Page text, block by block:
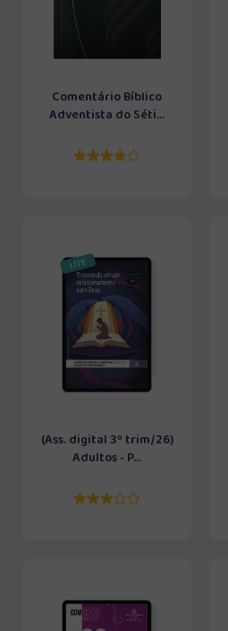
Comentário Bíblico
Adventista do Séti...
(Ass. digital 3º trim/26)
Adultos - P...